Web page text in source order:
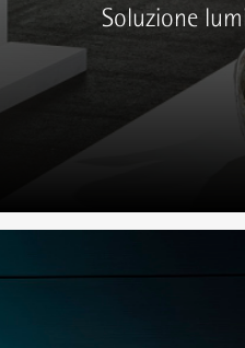
Soluzione